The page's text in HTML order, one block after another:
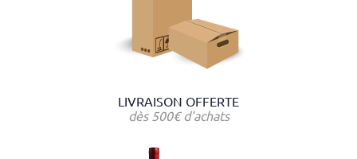
LIVRAISON OFFERTE
dès 500€ d'achats